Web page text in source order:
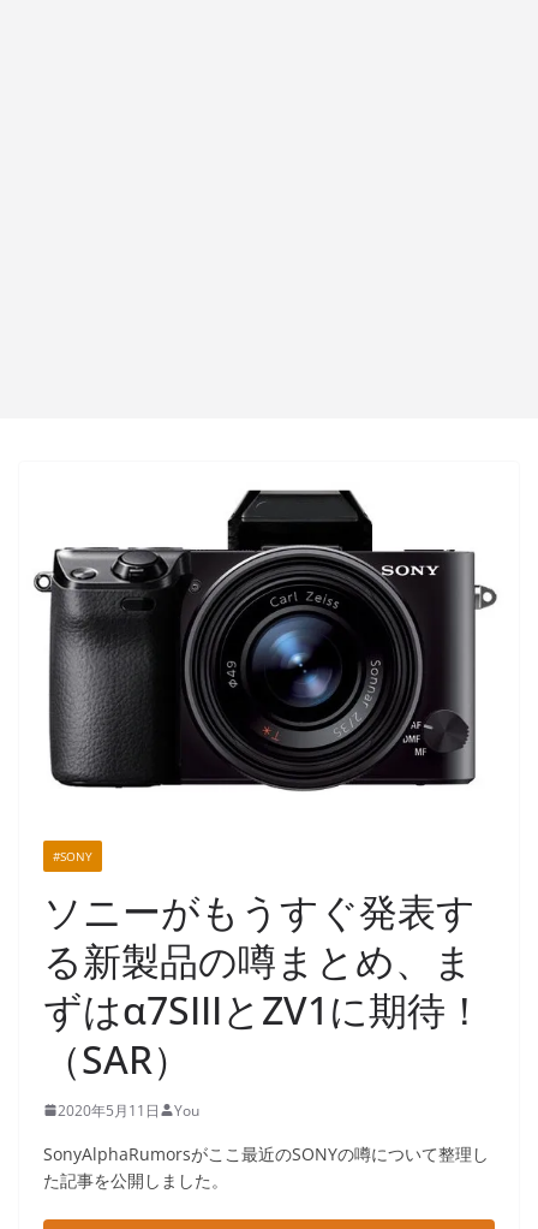
#SONY
ソニーがもうすぐ発表す
る新製品の噂まとめ、ま
ずはα7SIIIとZV1に期待！
（SAR）
2020年5月11日 You
SonyAlphaRumorsがここ最近のSONYの噂について整理し
た記事を公開しました。